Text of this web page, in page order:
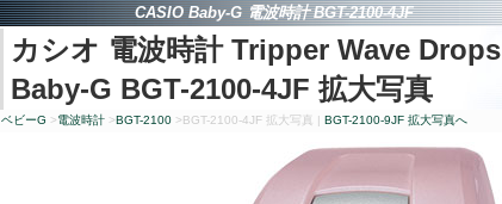
CASIO Baby-G 電波時計BGT-2100-4JF
カシオ 電波時計 Tripper Wave Drops
Baby-G BGT-2100-4JF 拡大写真
ベビーG >電波時計 >BGT-2100 >BGT-2100-4JF 拡大写真 | BGT-2100-9JF 拡大写真へ